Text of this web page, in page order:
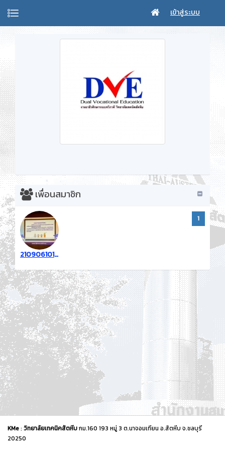
เข้าสู่ระบบ
เพื่อนสมาชิก
2109061010095062
1
KMe: วิทยาลัยเทคนิคสัตหีบกม.160 193 หมู่ 3 ต.นาจอมเทียน อ.สัตหีบ จ.ชลบุรี
20250